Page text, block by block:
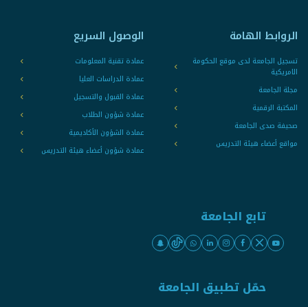
الروابط الهامة
تسجيل الجامعة لدى موقع الحكومة
الامريكية
مجلة الجامعة
المكتبة الرقمية
صحيفة صدى الجامعة
مواقع أعضاء هيئة التدريس
الوصول السريع
عمادة تقنية المعلومات
عمادة الدراسات العليا
عمادة القبول والتسجيل
عمادة شؤون الطلاب
عمادة الشؤون الأكاديمية
عمادة شؤون أعضاء هيئة التدريس
تابع الجامعة
حمّل تطبيق الجامعة